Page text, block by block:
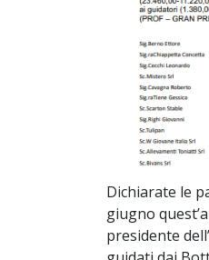
Dichiarate le
giugno
presidente